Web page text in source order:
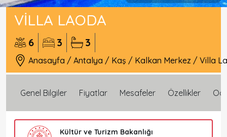
VILLA LAODA
6 3 3
Anasayfa / Antalya / Kaş / Kalkan Merkez / Villa
Genel Bilgiler Fiyatlar Mesafeler Özellikler
Kültür ve Turizm Bakanlığı